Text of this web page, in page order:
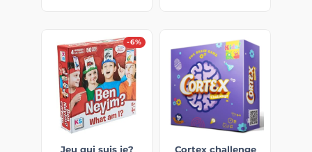
-6%
Jeu qui suis je?
Cortex challenge